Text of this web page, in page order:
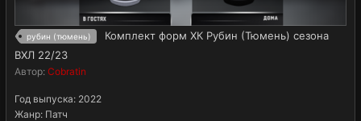
рубин (тюмень)
Комплект форм ХК Рубин (Тюмень) сезона
ВХЛ 22/23
Автор: Cobratin
Год выпуска: 2022
Жанр: Патч